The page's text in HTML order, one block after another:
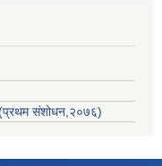
संशोधन,२०७६)